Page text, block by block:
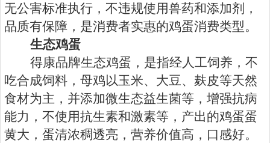
无公害标准执行，不违规使用兽药和添加剂，
品质有保障，是消费者实惠的鸡蛋消费类型。
生态鸡蛋
得康品牌生态鸡蛋，是指经人工饲养，不
吃合成饲料，母鸡以玉米、大豆、麸皮等天然
食材为主，并添加微生态益生菌等，增强抗病
能力，不使用抗生素和激素等，产出的鸡蛋蛋
黄大，蛋清浓稠透亮，营养价值高，口感好。